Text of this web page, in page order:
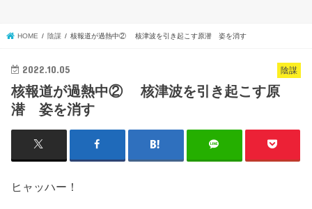
HOME 陰謀 核報道が過熱中② 核津波を引き起こす原潜 姿を消す
陰謀
2022.10.05
核報道が過熱中② 核津波を引き起こす原
潜 姿を消す
ヒャッハー！